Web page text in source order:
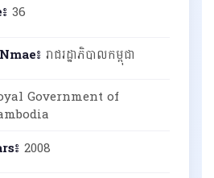
36
៖ រាជរដ្ឋាភិបាលកម្ពុជា
Government of
៖ 2008